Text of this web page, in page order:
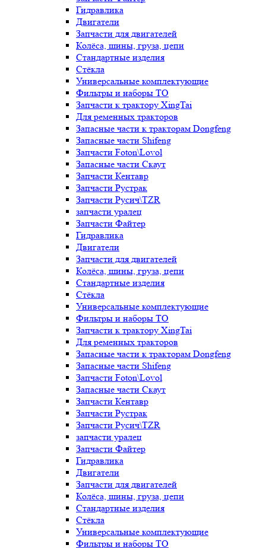
Гидравлика
Двигатели
Запчасти для двигателей
Колёса, шины, груза, цепи
Стандартные изделия
Стёкла
Универсальные комплектующие
Фильтры и наборы ТО
Запчасти к трактору XingTai
Для ременных тракторов
Запасные части к тракторам Dongfeng
Запасные части Shifeng
Запчасти Foton\Lovol
Запасные части Скаут
Запчасти Кентавр
Запчасти Рустрак
Запчасти Русич\TZR
запчасти уралец
Запчасти Файтер
Гидравлика
Двигатели
Запчасти для двигателей
Колёса, шины, груза, цепи
Стандартные изделия
Стёкла
Универсальные комплектующие
Фильтры и наборы ТО
Запчасти к трактору XingTai
Для ременных тракторов
Запасные части к тракторам Dongfeng
Запасные части Shifeng
Запчасти Foton\Lovol
Запасные части Скаут
Запчасти Кентавр
Запчасти Рустрак
Запчасти Русич\TZR
запчасти уралец
Запчасти Файтер
Гидравлика
Двигатели
Запчасти для двигателей
Колёса, шины, груза, цепи
Стандартные изделия
Стёкла
Универсальные комплектующие
Фильтры и наборы ТО